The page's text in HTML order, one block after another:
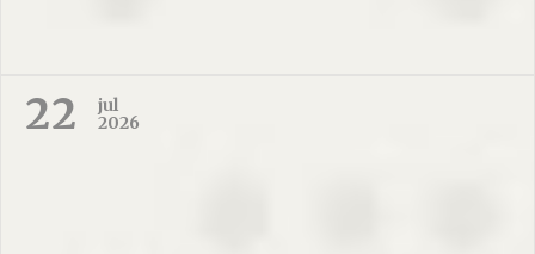
22
jul
2026